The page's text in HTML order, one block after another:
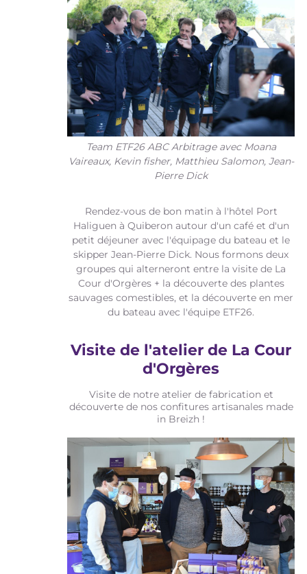
Team ETF26 ABC Arbitrage avec Moana
Vaireaux, Kevin fisher, Matthieu Salomon, Jean-
Pierre Dick
Rendez-vous de bon matin à l'hôtel Port
Haliguen à Quiberon autour d'un café et d'un
petit déjeuner avec l'équipage du bateau et le
skipper Jean-Pierre Dick. Nous formons deux
groupes qui alterneront entre la visite de La
Cour d'Orgères + la découverte des plantes
sauvages comestibles, et la découverte en mer
du bateau avec l'équipe ETF26.
Visite de l'atelier de La Cour
d'Orgères
Visite de notre atelier de fabrication et
découverte de nos confitures artisanales made
in Breizh !